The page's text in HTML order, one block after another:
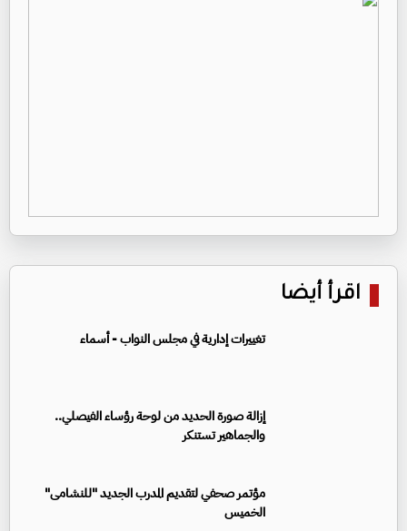
اقرأ أيضا
تغييرات إدارية في مجلس النواب - أسماء
إزالة صورة الحديد من لوحة رؤساء الفيصلي..
والجماهير تستنكر
مؤتمر صحفي لتقديم المدرب الجديد "للنشامى"
الخميس